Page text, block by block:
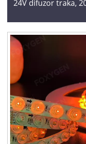
24V difuzor traka,